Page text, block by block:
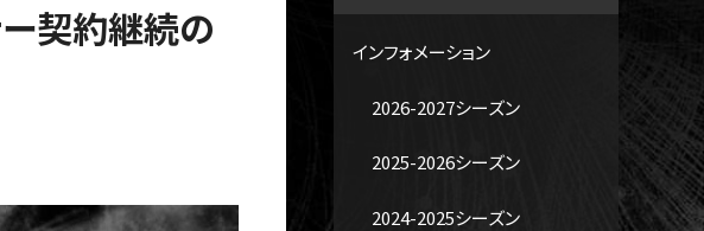
契約継続の
インフォメーション
2026-2027シーズン
2025-2026シーズン
2024-2025シーズン